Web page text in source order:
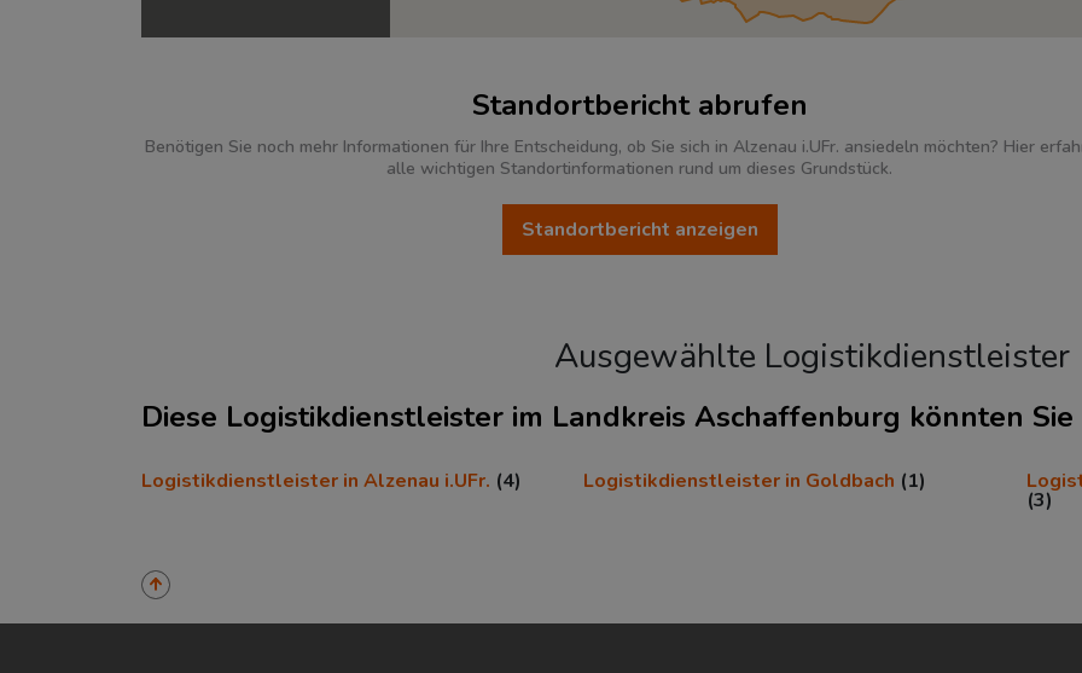
Standortbericht abrufen
Benötigen Sie noch mehr Informationen für Ihre Entscheidung, ob Sie sich in Alzenau i.UFr. ansiedeln möchten? Hier
alle wichtigen Standortinformationen rund um dieses Grundstück.
Standortbericht anzeigen
BEVÖLKERUNG(STAND: 12/2019)
Bevölkerungsdichte
Kreisfreie Stadt)
Ausgewählte Logistikdienstleister
Diese Logistikdienstleister im Landkreis Aschaffenburg könnten
Logistikdienstleister in Alzenau i.UFr. (4) Logistikdienstleister in Goldbach (1)
(3)